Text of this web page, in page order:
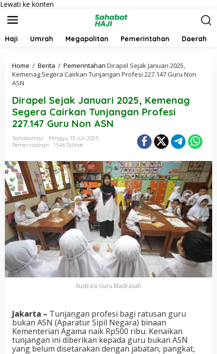
Lewati ke konten
Haji Umrah Megapolitan Pemerintahan Daerah
Home / Berita / Pemerintahan Dirapel Sejak Januari 2025,
Kemenag Segera Cairkan Tunjangan Profesi 227.147 Guru Non
ASN
Dirapel Sejak Januari 2025, Kemenag
Segera Cairkan Tunjangan Profesi
227.147 Guru Non ASN
Sahabathaji
Minggu, 13 Juli 2025
Pemerintahan
1546 Dilihat
Ilustrasi Guru Madrasah
Jakarta – Tunjangan profesi bagi ratusan guru
bukan ASN (Aparatur Sipil Negara) binaan
Kementerian Agama naik Rp500 ribu. Kenaikan
tunjangan ini diberikan kepada guru bukan ASN
yang belum disetarakan dengan jabatan, pangkat,